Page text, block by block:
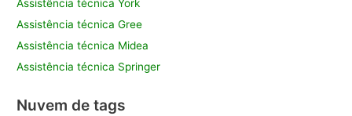
Assistência técnica York
Assistência técnica Gree
Assistência técnica Midea
Assistência técnica Springer
Nuvem de tags